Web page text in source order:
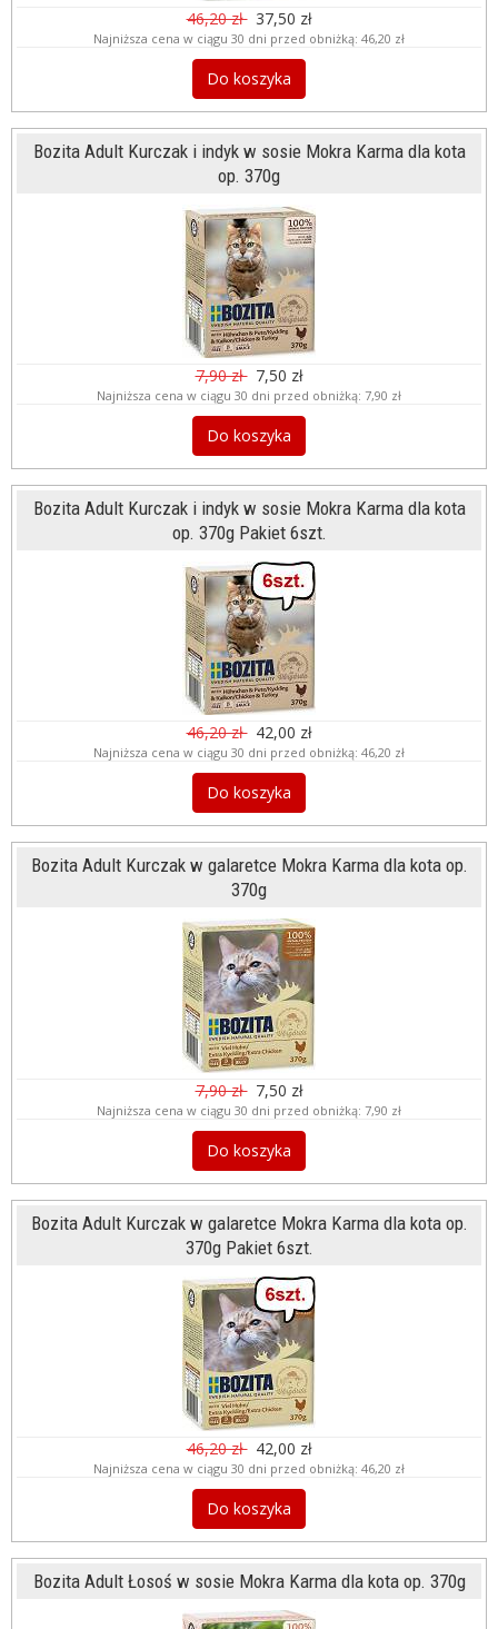
46,20 zł 37,50 zł
Najniższa cena w ciągu 30 dni przed obniżką: 46,20 zł
Do koszyka
Bozita Adult Kurczak i indyk w sosie Mokra Karma dla kota
op. 370g
7,90 zł 7,50 zł
Najniższa cena w ciągu 30 dni przed obniżką: 7,90 zł
Do koszyka
Bozita Adult Kurczak i indyk w sosie Mokra Karma dla kota
op. 370g Pakiet 6szt.
46,20 zł 42,00 zł
Najniższa cena w ciągu 30 dni przed obniżką: 46,20 zł
Do koszyka
Bozita Adult Kurczak w galaretce Mokra Karma dla kota op.
370g
7,90 zł 7,50 zł
Najniższa cena w ciągu 30 dni przed obniżką: 7,90 zł
Do koszyka
Bozita Adult Kurczak w galaretce Mokra Karma dla kota op.
370g Pakiet 6szt.
46,20 zł 42,00 zł
Najniższa cena w ciągu 30 dni przed obniżką: 46,20 zł
Do koszyka
Bozita Adult Łosoś w sosie Mokra Karma dla kota op. 370g